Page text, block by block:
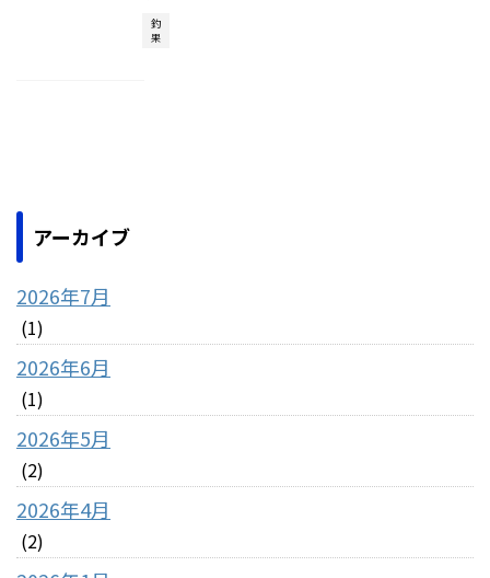
釣
果
アーカイブ
2026年7月
(1)
2026年6月
(1)
2026年5月
(2)
2026年4月
(2)